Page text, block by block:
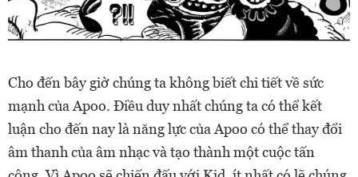
Cho đến bây giờ chúng ta không biết chi tiết về sức
mạnh của Apoo. Điều duy nhất chúng ta có thể kết
luận cho đến nay là năng lực của Apoo có thể thay đổi
âm thanh của âm nhạc và tạo thành một cuộc tấn